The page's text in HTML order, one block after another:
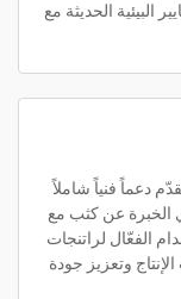
الحديثة مع
دعماً فنياً شاملاً
عن كثب مع
الفعّال لراتنجات
وتعزيز جودة